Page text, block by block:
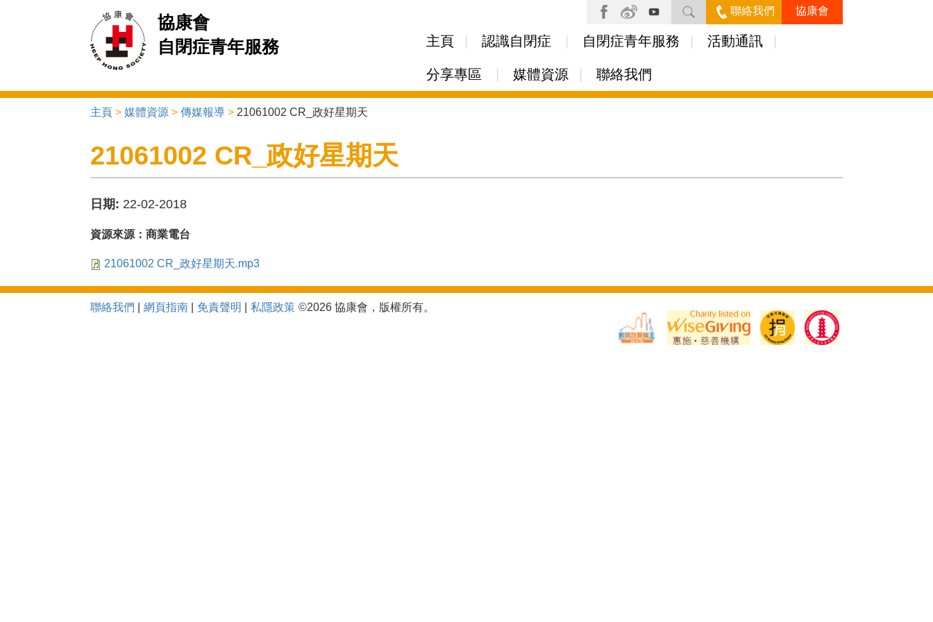
content
協康會
自閉症青年服務
聯絡我們 協康會
主頁 認識自閉症 自閉症青年服務 活動通訊
分享專區 媒體資源 聯絡我們
主頁 > 媒體資源 > 傳媒報導 > 21061002 CR_政好星期天
21061002 CR_政好星期天
日期: 22-02-2018
資源來源：商業電台
21061002 CR_政好星期天.mp3
聯絡我們 網頁指南 免責聲明 私隱政策 ©2026 協康會，版權所有。